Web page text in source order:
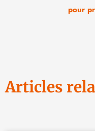
pour
Articles